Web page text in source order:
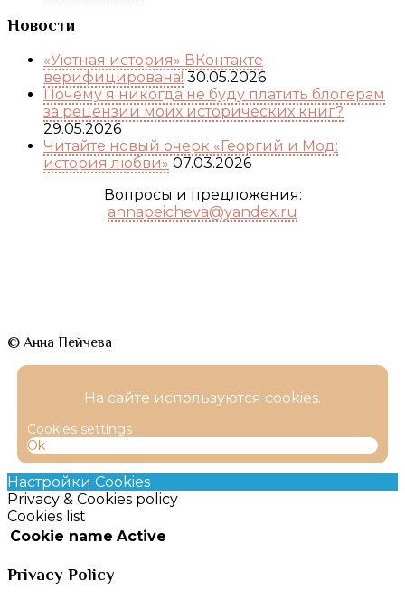
Новости
«Уютная история» ВКонтакте
верифицирована! 30.05.2026
Почему я никогда не буду платить блогерам
за рецензии моих исторических книг?
29.05.2026
Читайте новый очерк «Георгий и Мод:
история любви» 07.03.2026
Вопросы и предложения:
annapeicheva@yandex.ru
© Анна Пейчева
На сайте используются cookies.
Cookies settings
Ok
Настройки Cookies
Privacy & Cookies policy
Cookies list
Cookie name Active
Privacy Policy